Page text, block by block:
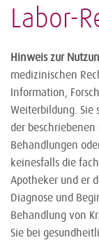
Labor-
Hinweis zur
medizinischen
Information,
Weiterbildung. Sie
der
Behandlungen
keinesfalls die
Apotheker und er
Diagnose und
Behandlung von
Sie bei